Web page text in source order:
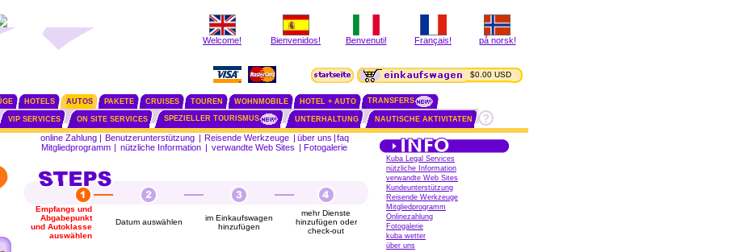
Welcome! Bienvenidos! Benvenuti! Français! på norsk!
$0.00 USD
HOTELS AUTOS PAKETE CRUISES TOUREN WOHNMOBILE HOTEL + AUTO TRANSFERS
VIP SERVICES ON SITE SERVICES SPEZIELLER TOURISMUS UNTERHALTUNG NAUTISCHE AKTIVITATEN
online Zahlung | Benutzerunterstützung | Reisende Werkzeuge | über uns |faq
Mitgliedprogramm | nützliche Information | verwandte Web Sites | Fotogalerie
Empfangs und
Abgabepunkt
und Autoklasse
auswählen
Datum auswählen
im Einkaufswagen
hinzufügen
mehr Dienste
hinzufügen oder
check-out
Kuba Legal Services
nützliche Information
verwandte Web Sites
Kundeunterstützung
Reisende Werkzeuge
Mitgliedprogramm
Onlinezahlung
Fotogalerie
kuba wetter
über uns